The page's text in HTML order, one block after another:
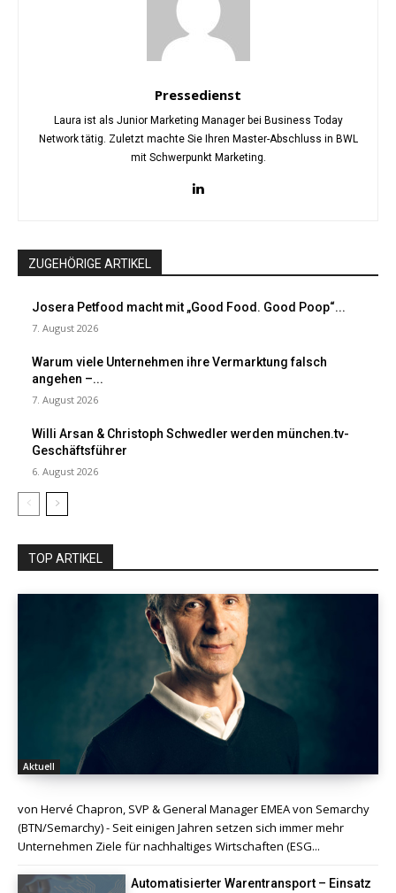
Pressedienst
Laura ist als Junior Marketing Manager bei Business Today
Network tätig. Zuletzt machte Sie Ihren Master-Abschluss in BWL
mit Schwerpunkt Marketing.
ZUGEHÖRIGE ARTIKEL
Josera Petfood macht mit „Good Food. Good Poop“...
7. August 2026
Warum viele Unternehmen ihre Vermarktung falsch
angehen –...
7. August 2026
Willi Arsan & Christoph Schwedler werden münchen.tv-
Geschäftsführer
6. August 2026
TOP ARTIKEL
Aktuell
von Hervé Chapron, SVP & General Manager EMEA von Semarchy
(BTN/Semarchy) - Seit einigen Jahren setzen sich immer mehr
Unternehmen Ziele für nachhaltiges Wirtschaften (ESG...
Automatisierter Warentransport – Einsatz